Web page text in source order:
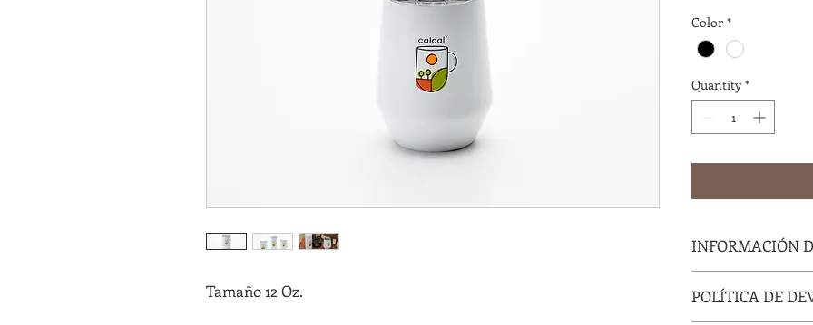
Tamaño 12 Oz.
Color *
Quantity *
INFORMACIÓN
agregar detalles
materiales,
POLÍTICA DE